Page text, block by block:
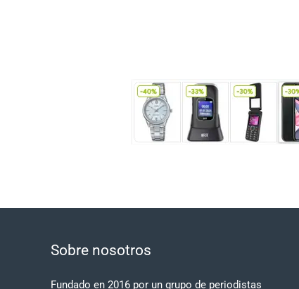
Sobre nosotros
Fundado en 2016 por un grupo de periodistas